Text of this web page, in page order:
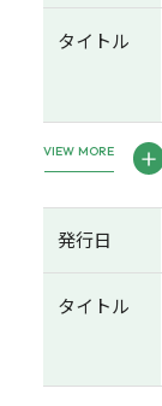
タイトル
VIEW MORE
発行日
タイトル